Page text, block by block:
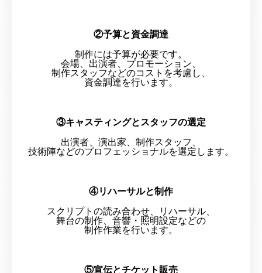
②予算と資金調達
制作には予算が必要です。
会場、出演者、プロモーション、
制作スタッフなどのコストを考慮し、
資金調達を行います。
③キャスティングとスタッフの選定
出演者、演出家、制作スタッフ、
技術陣などのプロフェッショナルを選定します。
④リハーサルと制作
スクリプトの読み合わせ、リハーサル、
舞台の制作、音響・照明設定などの
制作作業を行います。
⑤宣伝とチケット販売